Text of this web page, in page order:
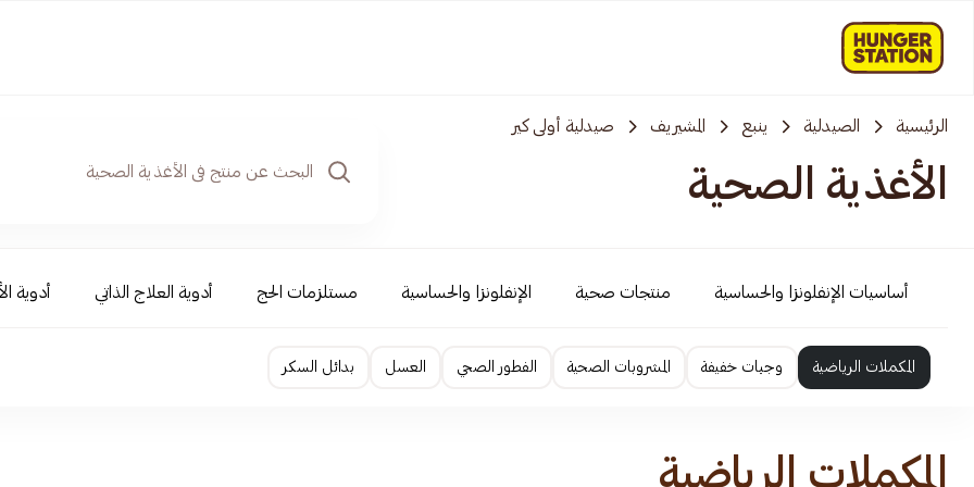
الرئيسية الصيدلية ينبع المشيريف صيدلية أولى كير
الأغذية الصحية
أساسيات الإنفلونزا والحساسية منتجات صحية الإنفلونزا والحساسية مستلزمات الحج أدوية العلاج الذاتي أدوية
المكملات الرياضية وجبات خفيفة المشروبات الصحية الفطور الصحي العسل بدائل السكر
المكملات الرياضية